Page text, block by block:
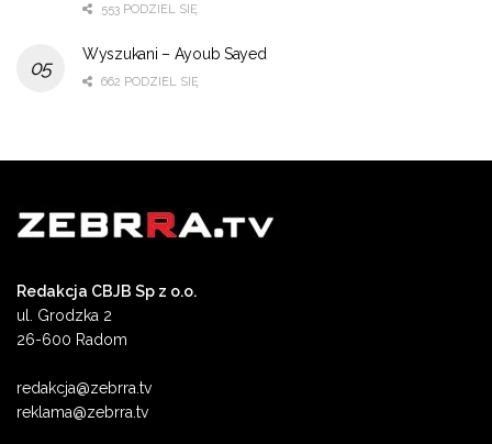
553 PODZIEL SIĘ
Wyszukani – Ayoub Sayed
662 PODZIEL SIĘ
Redakcja CBJB Sp z o.o.
ul. Grodzka 2
26-600 Radom
redakcja@zebrra.tv
reklama@zebrra.tv